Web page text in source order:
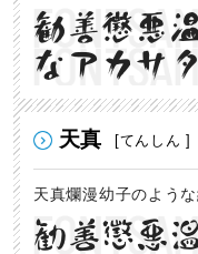
勧善懲悪
なアカサ
天真 [てんしん ]
天真爛漫幼子のよう
勧善懲悪